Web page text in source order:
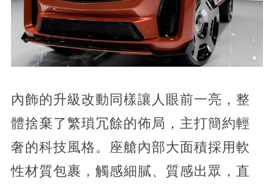
內飾的升級改動同樣讓人眼前一亮，整
體捨棄了繁瑣冗餘的佈局，主打簡約輕
奢的科技風格。座艙內部大面積採用軟
性材質包裹，觸感細膩、質感出眾，直